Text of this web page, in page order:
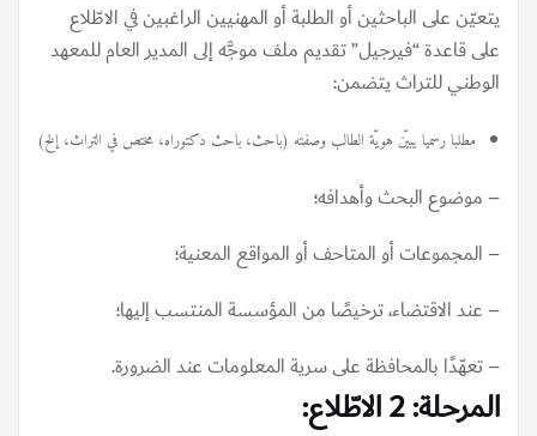
يتعيّن على الباحثين أو الطلبة أو المهنيين الراغبين في الاطّلاع
على قاعدة “فيرجيل” تقديم ملف موجَّه إلى المدير العام للمعهد
الوطني للتراث يتضمن:
مطلبا رسميا يبيّن هويّة الطالب وصفته (باحث، باحث دكتوراه، مختص في التراث، إلخ)
– موضوع البحث وأهدافه؛
– المجموعات أو المتاحف أو المواقع المعنية؛
– عند الاقتضاء، ترخيصًا من المؤسسة المنتسب إليها؛
– تعهّدًا بالمحافظة على سرية المعلومات عند الضرورة.
المرحلة: 2 الاطّلاع: